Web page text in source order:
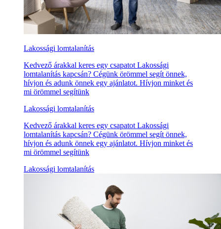
Lakossági lomtalanítás
Kedvező árakkal keres egy csapatot Lakossági
lomtalanítás kapcsán? Cégünk örömmel segít önnek,
hívjon és adunk önnek egy ajánlatot. Hívjon minket és
mi örömmel segítünk
Lakossági lomtalanítás
Kedvező árakkal keres egy csapatot Lakossági
lomtalanítás kapcsán? Cégünk örömmel segít önnek,
hívjon és adunk önnek egy ajánlatot. Hívjon minket és
mi örömmel segítünk
Lakossági lomtalanítás